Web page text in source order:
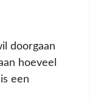
doorgaan
hoeveel
een